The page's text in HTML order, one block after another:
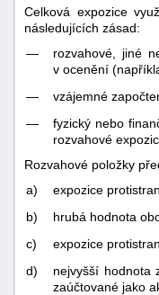
Celková expozice
následujících zásad:
—
rozvahové, jiné
v ocenění
—
vzájemné
—
fyzický nebo
rozvahové
Rozvahové položky
a)
expozice
b)
hrubá hodnota
c)
expozice
d)
nejvyšší hodnota
zaúčtované jako